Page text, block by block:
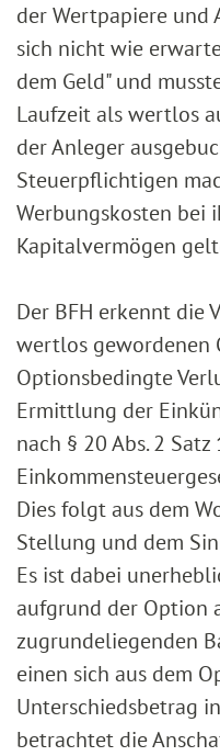
der Wertpapiere
sich nicht wie
dem Geld" und
Laufzeit als wertlos
der Anleger
Steuerpflichtigen
Werbungskosten bei
Kapitalvermögen
Der BFH erkennt die
wertlos gewordenen
Optionsbedingte
Ermittlung der
nach § 20 Abs. 2 Satz
Dies folgt aus dem
Stellung und dem
Es ist dabei
aufgrund der Option
zugrundeliegenden
einen sich aus dem
Unterschiedsbetrag
betrachtet die